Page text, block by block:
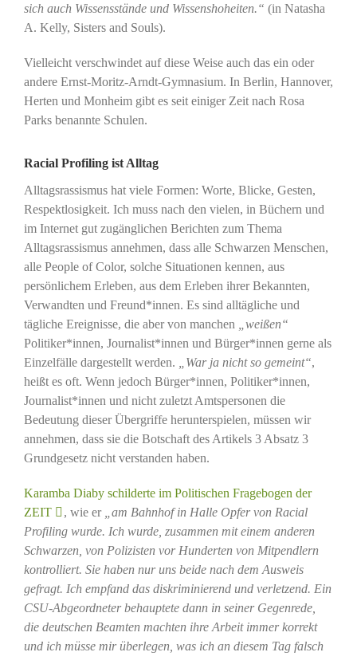
sich auch Wissensstände und Wissenshoheiten.“ (in Natasha
A. Kelly, Sisters and Souls).
Vielleicht verschwindet auf diese Weise auch das ein oder
andere Ernst-Moritz-Arndt-Gymnasium. In Berlin, Hannover,
Herten und Monheim gibt es seit einiger Zeit nach Rosa
Parks benannte Schulen.
Racial Profiling ist Alltag
Alltagsrassismus hat viele Formen: Worte, Blicke, Gesten,
Respektlosigkeit. Ich muss nach den vielen, in Büchern und
im Internet gut zugänglichen Berichten zum Thema
Alltagsrassismus annehmen, dass alle Schwarzen Menschen,
alle People of Color, solche Situationen kennen, aus
persönlichem Erleben, aus dem Erleben ihrer Bekannten,
Verwandten und Freund*innen. Es sind alltägliche und
tägliche Ereignisse, die aber von manchen
„weißen“
Politiker*innen, Journalist*innen und Bürger*innen gerne als
Einzelfälle dargestellt werden.
„War ja nicht so gemeint“,
heißt es oft. Wenn jedoch Bürger*innen, Politiker*innen,
Journalist*innen und nicht zuletzt Amtspersonen die
Bedeutung dieser Übergriffe herunterspielen, müssen wir
annehmen, dass sie die Botschaft des Artikels 3 Absatz 3
Grundgesetz nicht verstanden haben.
Karamba Diaby schilderte im Politischen Fragebogen der
ZEIT
, wie er
„am Bahnhof in Halle Opfer von Racial
Profiling wurde. Ich wurde, zusammen mit einem anderen
Schwarzen, von Polizisten vor Hunderten von Mitpendlern
kontrolliert. Sie haben nur uns beide nach dem Ausweis
gefragt. Ich empfand das diskriminierend und verletzend. Ein
CSU-Abgeordneter behauptete dann in seiner Gegenrede,
die deutschen Beamten machten ihre Arbeit immer korrekt
und ich müsse mir überlegen, was ich an diesem Tag falsch